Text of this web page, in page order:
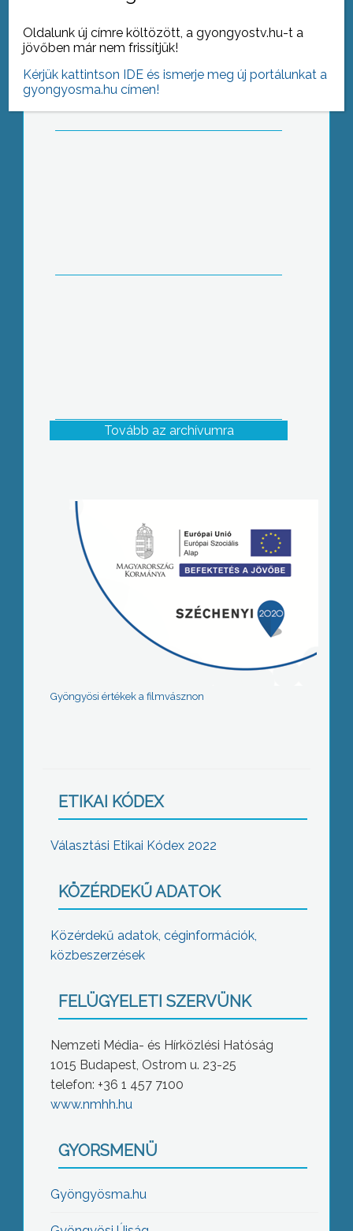
A megye 35 óvodájából mintegy 230
nagycsoportos nevezett be az idei
megyei rajzversenyre
Tovább az archívumra
Gyöngyösi értékek a filmvásznon
ETIKAI KÓDEX
Választási Etikai Kódex 2022
KÖZÉRDEKŰ ADATOK
Közérdekű adatok, céginformációk,
közbeszerzések
FELÜGYELETI SZERVÜNK
Nemzeti Média- és Hírközlési Hatóság
1015 Budapest, Ostrom u. 23-25
telefon: +36 1 457 7100
www.nmhh.hu
GYORSMENÜ
Gyöngyösma.hu
Oldalunk új címre költözött, a gyongyostv.hu-t a
jövőben már nem frissítjük!
Kérjük kattintson IDE és ismerje meg új portálunkat a
gyongyosma.hu címen!